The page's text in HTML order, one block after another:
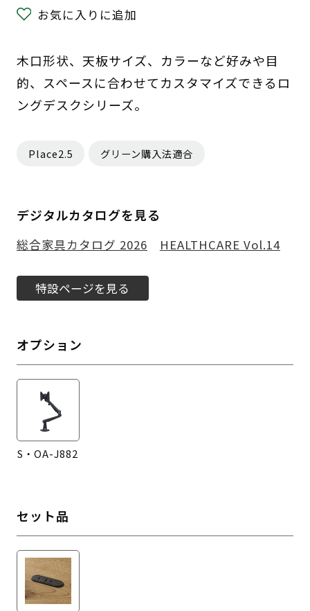
お気に入りに追加
木口形状、天板サイズ、カラーなど好みや目
的、スペースに合わせてカスタマイズできるロ
ングデスクシリーズ。
Place2.5 グリーン購入法適合
デジタルカタログを見る
総合家具カタログ 2026 HEALTHCARE Vol.14
特設ページを見る
オプション
S・OA-J882
セット品